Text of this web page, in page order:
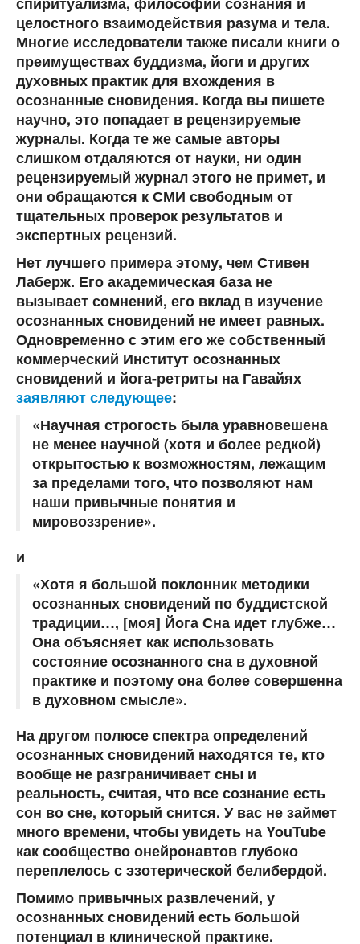
целостного взаимодействия разума и тела.
Многие исследователи также писали книги о
преимуществах буддизма, йоги и других
духовных практик для вхождения в
осознанные сновидения. Когда вы пишете
научно, это попадает в рецензируемые
журналы. Когда те же самые авторы
слишком отдаляются от науки, ни один
рецензируемый журнал этого не примет, и
они обращаются к СМИ свободным от
тщательных проверок результатов и
экспертных рецензий.
Нет лучшего примера этому, чем Стивен
Лаберж. Его академическая база не
вызывает сомнений, его вклад в изучение
осознанных сновидений не имеет равных.
Одновременно с этим его же собственный
коммерческий Институт осознанных
сновидений и йога-ретриты на Гавайях
заявляют следующее:
«Научная строгость была уравновешена
не менее научной (хотя и более редкой)
открытостью к возможностям, лежащим
за пределами того, что позволяют нам
наши привычные понятия и
мировоззрение».
и
«Хотя я большой поклонник методики
осознанных сновидений по буддистской
традиции…, [моя] Йога Сна идет глубже…
Она объясняет как использовать
состояние осознанного сна в духовной
практике и поэтому она более совершенна
в духовном смысле».
На другом полюсе спектра определений
осознанных сновидений находятся те, кто
вообще не разграничивает сны и
реальность, считая, что все сознание есть
сон во сне, который снится. У вас не займет
много времени, чтобы увидеть на YouTube
как сообщество онейронавтов глубоко
переплелось с эзотерической белибердой.
Помимо привычных развлечений, у
осознанных сновидений есть большой
потенциал в клинической практике.